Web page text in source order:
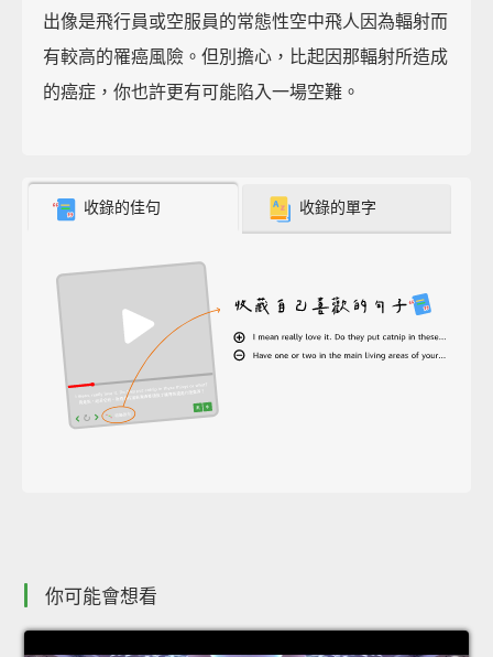
出像是飛行員或空服員的常態性空中飛人因為輻射而
有較高的罹癌風險。但別擔心，比起因那輻射所造成
的癌症，你也許更有可能陷入一場空難。
收錄的佳句 收錄的單字
你可能會想看